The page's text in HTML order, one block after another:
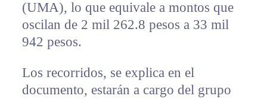
(UMA), lo que equivale a montos que
oscilan de 2 mil 262.8 pesos a 33 mil
942 pesos.
Los recorridos, se explica en el
documento, estarán a cargo del grupo